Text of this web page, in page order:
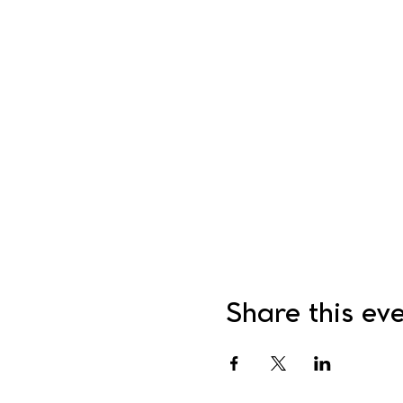
Share this